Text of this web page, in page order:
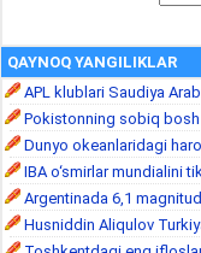
QAYNOQ YANGILIKLAR
APL klublari Saudiya
Pokistonning sobiq
Dunyo okeanlaridagi
IBA o‘smirlar mundialini
Argentinada 6,1
Husniddin Aliqulov